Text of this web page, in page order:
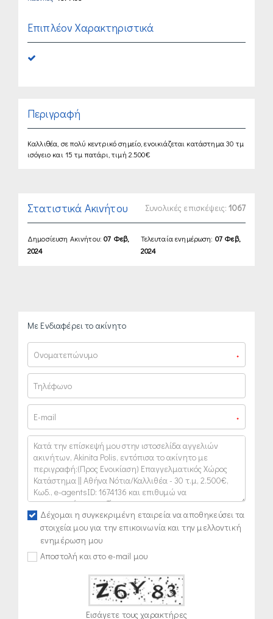
Επιπλέον Χαρακτηριστικά
Περιγραφή
Καλλιθέα, σε πολύ κεντρικό σημείο, ενοικιάζεται κατάστημα 30 τμ
ισόγειο και 15 τμ πατάρι, τιμή 2.500€
Στατιστικά Ακινήτου Συνολικές επισκέψεις:1067
Δημοσίευση Ακινήτου: 07 Φεβ,
2024
Τελευταία ενημέρωση:
2024
Με Ενδιαφέρει το ακίνητο
*
*
Δέχομαι η συγκεκριμένη εταιρεία να αποθηκεύσει τα
στοιχεία μου για την επικοινωνία και την μελλοντική
ενημέρωση μου
Αποστολή και στο e-mail μου
Εισάγετε τους χαρακτήρες